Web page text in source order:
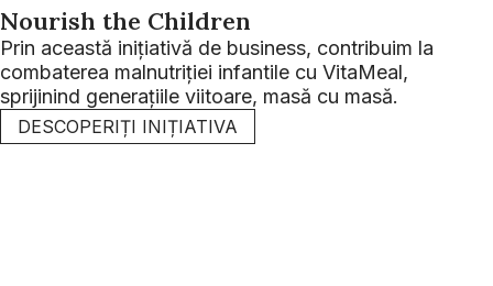
Nourish the Children
Prin această inițiativă de business, contribuim la
combaterea malnutriției infantile cu VitaMeal,
sprijinind generațiile viitoare, masă cu masă.
DESCOPERIȚI INIȚIATIVA